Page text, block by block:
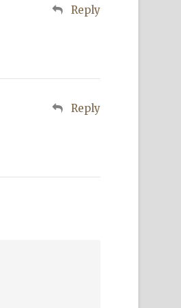
Reply
Reply